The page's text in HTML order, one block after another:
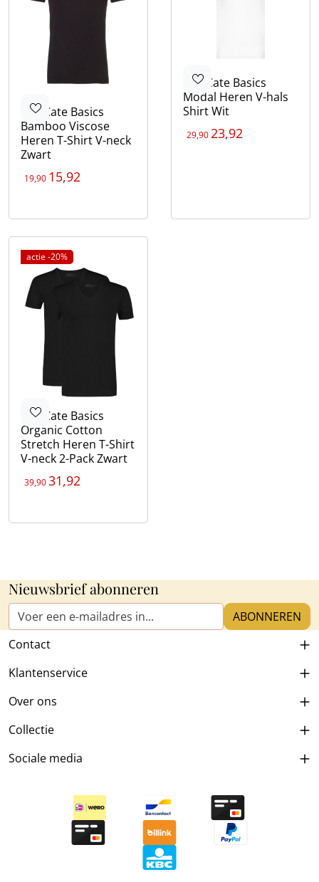
Ten Cate Basics
Bamboo Viscose
Heren T-Shirt V-neck
Zwart
19,90 15,92
Ten Cate Basics
Modal Heren V-hals
Shirt Wit
29,9023,92
actie -20%
Ten Cate Basics
Organic Cotton
Stretch Heren T-Shirt
V-neck 2-Pack Zwart
39,9031,92
Nieuwsbrief abonneren
E-mailadres*
ABONNEREN
Contact
Klantenservice
Over ons
Collectie
Sociale media